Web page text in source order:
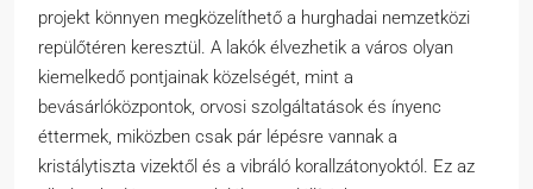
projekt könnyen megközelíthető a hurghadai nemzetközi
repülőtéren keresztül. A lakók élvezhetik a város olyan
kiemelkedő pontjainak közelségét, mint a
bevásárlóközpontok, orvosi szolgáltatások és ínyenc
éttermek, miközben csak pár lépésre vannak a
kristálytiszta vizektől és a vibráló korallzátonyoktól. Ez az